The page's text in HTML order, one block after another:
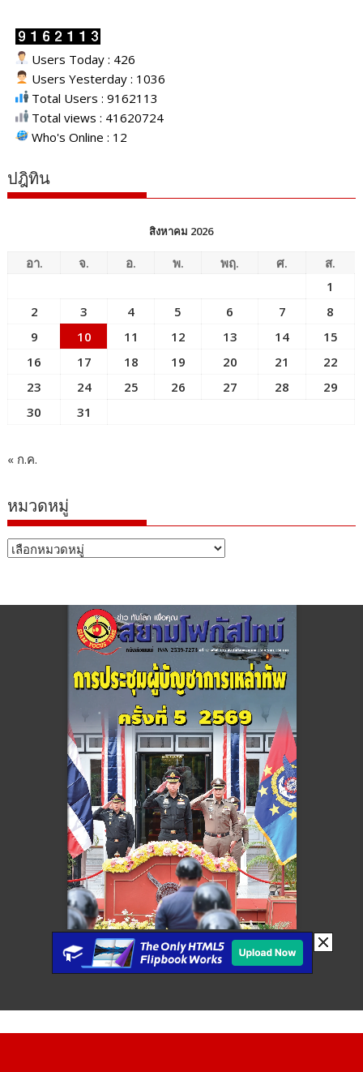
Users Today : 426
Users Yesterday : 1036
Total Users : 9162113
Total views : 41620724
Who's Online : 12
ปฎิทิน
สิงหาคม 2026
อา. จ. อ. พ. พฤ. ศ.
ส.
1
2
3 4 5 6 7
8
9
10 11 12 13 14
15
16
17 18 19 20 21
22
23
24 25 26 27 28
29
30
31
« ก.ค.
หมวดหมู่
หมวด